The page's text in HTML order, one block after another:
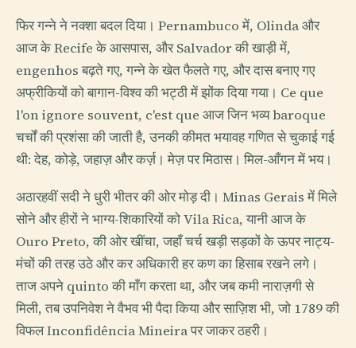
फिर गन्ने ने नक्शा बदल दिया। Pernambuco में, Olinda और
आज के Recife के आसपास, और Salvador की खाड़ी में,
engenhos बढ़ते गए, गन्ने के खेत फैलते गए, और दास बनाए गए
अफ्रीकियों को बागान-विश्व की भट्ठी में झोंक दिया गया। Ce que
l'on ignore souvent, c'est que आज जिन भव्य baroque
चर्चों की प्रशंसा की जाती है, उनकी कीमत भयावह गणित से चुकाई गई
थी: देह, कोड़े, जहाज़ और कर्ज़। मेज़ पर मिठास। मिल-आँगन में भय।
अठारहवीं सदी ने धुरी भीतर की ओर मोड़ दी। Minas Gerais में मिले
सोने और हीरों ने भाग्य-शिकारियों को Vila Rica, यानी आज के
Ouro Preto, की ओर खींचा, जहाँ चर्च खड़ी सड़कों के ऊपर नाट्य-
मंचों की तरह उठे और कर अधिकारी हर कण का हिसाब रखने लगे।
ताज अपने quinto की माँग करता था, और जब कमी नाराज़गी से
मिली, तब उपनिवेश ने वैभव भी पैदा किया और साज़िश भी, जो 1789 की
विफल Inconfidência Mineira पर जाकर ठहरी।